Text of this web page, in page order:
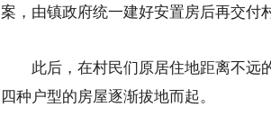
案，由镇政府统一建好安置房后再交付
此后，在村民们原居住地距离不远
四种户型的房屋逐渐拔地而起。